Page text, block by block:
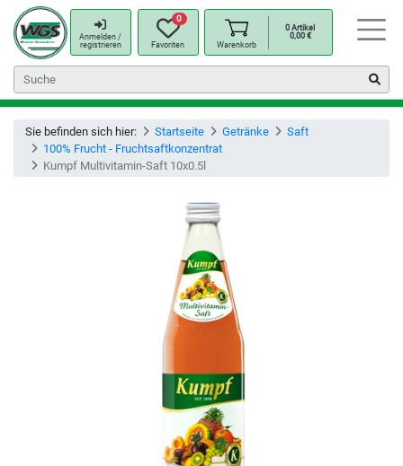
Anmelden /
registrieren
0
Favoriten Warenkorb
0Artikel
0,00 €
Sie befinden sich hier: Startseite Getränke
Saft
100% Frucht - Fruchtsaftkonzentrat
Kumpf Multivitamin-Saft 10x0.5l